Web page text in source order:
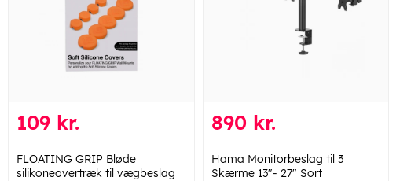
109 kr.
FLOATING GRIP Bløde
silikoneovertræk til vægbeslag
890 kr.
Hama Monitorbeslag til 3
Skærme 13"- 27" Sort